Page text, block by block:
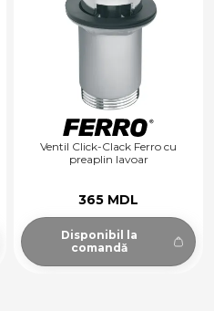
Ventil Click-Clack Ferro cu
preaplin lavoar
365 MDL
Disponibil la
comandă